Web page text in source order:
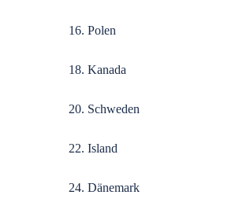
16. Polen
18. Kanada
20. Schweden
22. Island
24. Dänemark